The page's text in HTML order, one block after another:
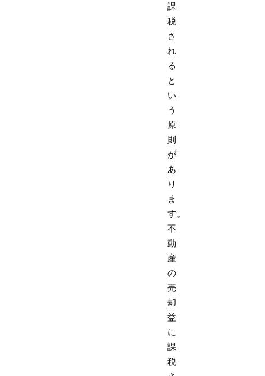
課
税
さ
れ
る
と
い
う
原
則
が
あ
り
ま
す。
不
動
産
の
売
却
益
に
課
税